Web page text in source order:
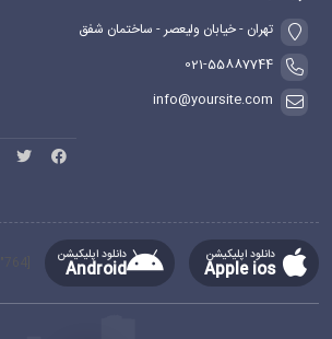
تهران - خیابان ولیعصر - ساختمان شفق
021-55887744
info@yoursite.com
دانلود اپلیکیشن
Apple ios
دانلود اپلیکیشن
Android